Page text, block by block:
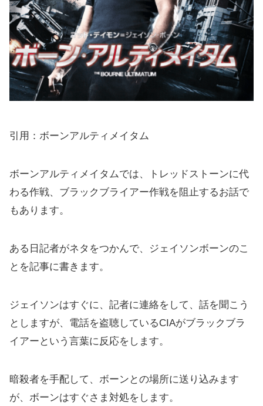
引用：ボーンアルティメイタム
ボーンアルティメイタムでは、トレッドストーンに代
わる作戦、ブラックブライアー作戦を阻止するお話で
もあります。
ある日記者がネタをつかんで、ジェイソンボーンのこ
とを記事に書きます。
ジェイソンはすぐに、記者に連絡をして、話を聞こう
としますが、電話を盗聴しているCIAがブラックブラ
イアーという言葉に反応をします。
暗殺者を手配して、ボーンとの場所に送り込みます
が、ボーンはすぐさま対処をします。